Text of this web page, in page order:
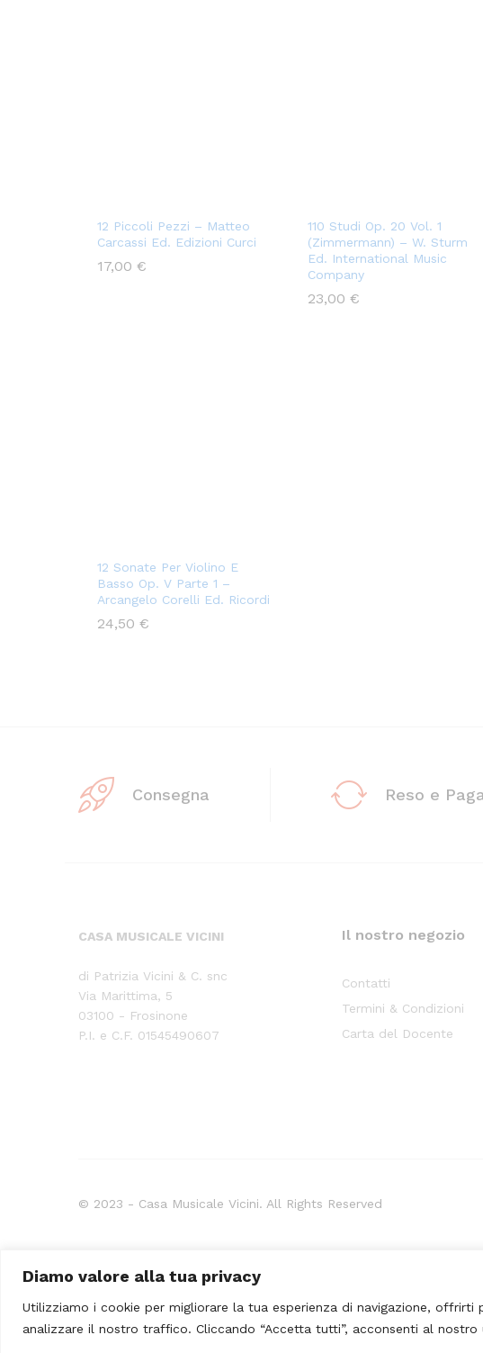
Diamo valore alla tua privacy
Utilizziamo i cookie per migliorare la tua esperienza di navigazione,
analizzare il nostro traffico. Cliccando “Accetta tutti”, acconsenti al
12 Piccoli Pezzi – Matteo
Carcassi Ed. Edizioni Curci
17,00 €
110 Studi Op. 20 Vol. 1
(Zimmermann) – W. Sturm
Ed. International Music
Company
23,00 €
12 Sonate Per Violino E
Basso Op. V Parte 1 –
Arcangelo Corelli Ed. Ricordi
24,50 €
Consegna Reso e
CASA MUSICALE VICINI
di Patrizia Vicini & C. snc
Via Marittima, 5
03100 - Frosinone
P.I. e C.F. 01545490607
Il nostro negozio
Contatti
Termini & Condizioni
Carta del Docente
© 2023 - Casa Musicale Vicini. All Rights Reserved
da confrontare
Visualizza tabella comparativa